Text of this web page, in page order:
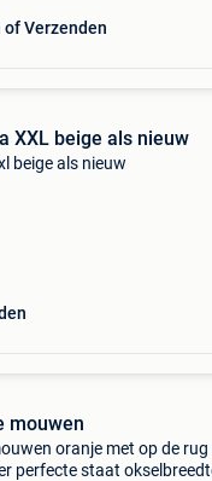
of Verzenden
XXL beige als nieuw
beige als nieuw
mouwen
oranje met op de rug
perfecte staat